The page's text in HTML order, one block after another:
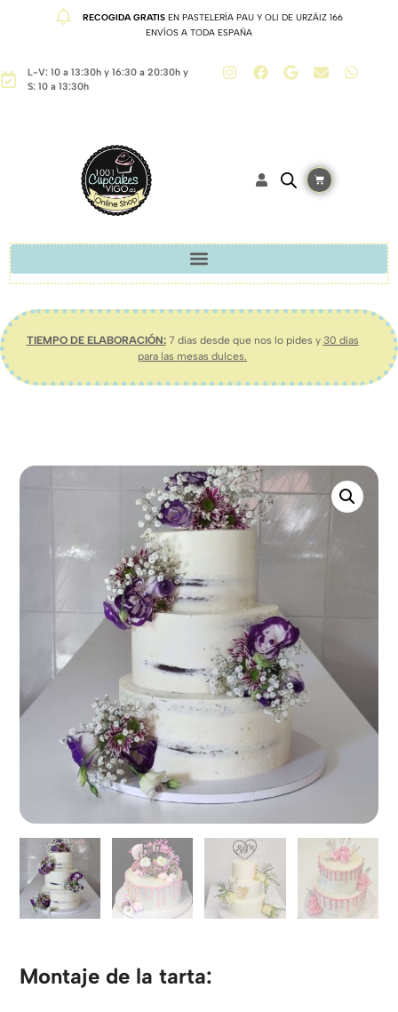
RECOGIDA GRATISEN PASTELERÍA PAU Y OLI DE URZÁIZ 166
ENVÍOS A TODA ESPAÑA
L-V: 10 a 13:30h y 16:30 a 20:30h y
S: 10 a 13:30h
TIEMPO DE ELABORACIÓN:7 días desde que nos lo pides y 30 días
para las mesas dulces.
Montaje de la tarta: